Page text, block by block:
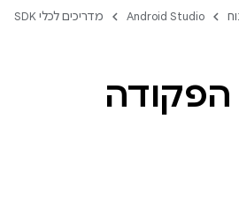
Android Studio מדריכים לכלי SDK
הפקודה